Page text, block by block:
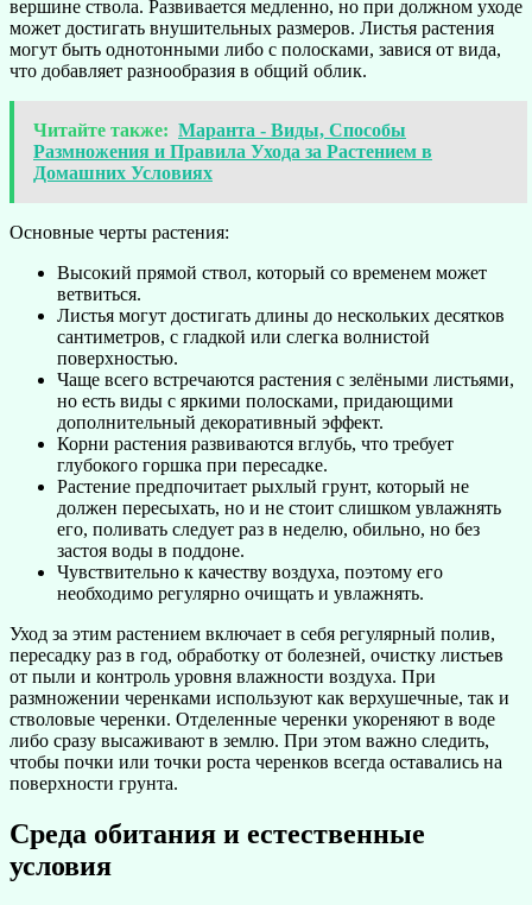
вершине ствола. Развивается медленно, но при должном уходе
может достигать внушительных размеров. Листья растения
могут быть однотонными либо с полосками, завися от вида,
что добавляет разнообразия в общий облик.
Читайте также: Маранта - Виды, Способы
Размножения и Правила Ухода за Растением в
Домашних Условиях
Основные черты растения:
Высокий прямой ствол, который со временем может
ветвиться.
Листья могут достигать длины до нескольких десятков
сантиметров, с гладкой или слегка волнистой
поверхностью.
Чаще всего встречаются растения с зелёными листьями,
но есть виды с яркими полосками, придающими
дополнительный декоративный эффект.
Корни растения развиваются вглубь, что требует
глубокого горшка при пересадке.
Растение предпочитает рыхлый грунт, который не
должен пересыхать, но и не стоит слишком увлажнять
его, поливать следует раз в неделю, обильно, но без
застоя воды в поддоне.
Чувствительно к качеству воздуха, поэтому его
необходимо регулярно очищать и увлажнять.
Уход за этим растением включает в себя регулярный полив,
пересадку раз в год, обработку от болезней, очистку листьев
от пыли и контроль уровня влажности воздуха. При
размножении черенками используют как верхушечные, так и
стволовые черенки. Отделенные черенки укореняют в воде
либо сразу высаживают в землю. При этом важно следить,
чтобы почки или точки роста черенков всегда оставались на
поверхности грунта.
Среда обитания и естественные
условия